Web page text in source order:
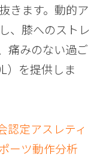
きます。動的ア
、膝へのストレ
痛みのない過ご
）を提供しま
認定アスレティ
ーツ動作分析